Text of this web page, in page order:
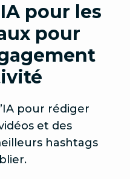
pour les
pour
pour rédiger
et des
hashtags